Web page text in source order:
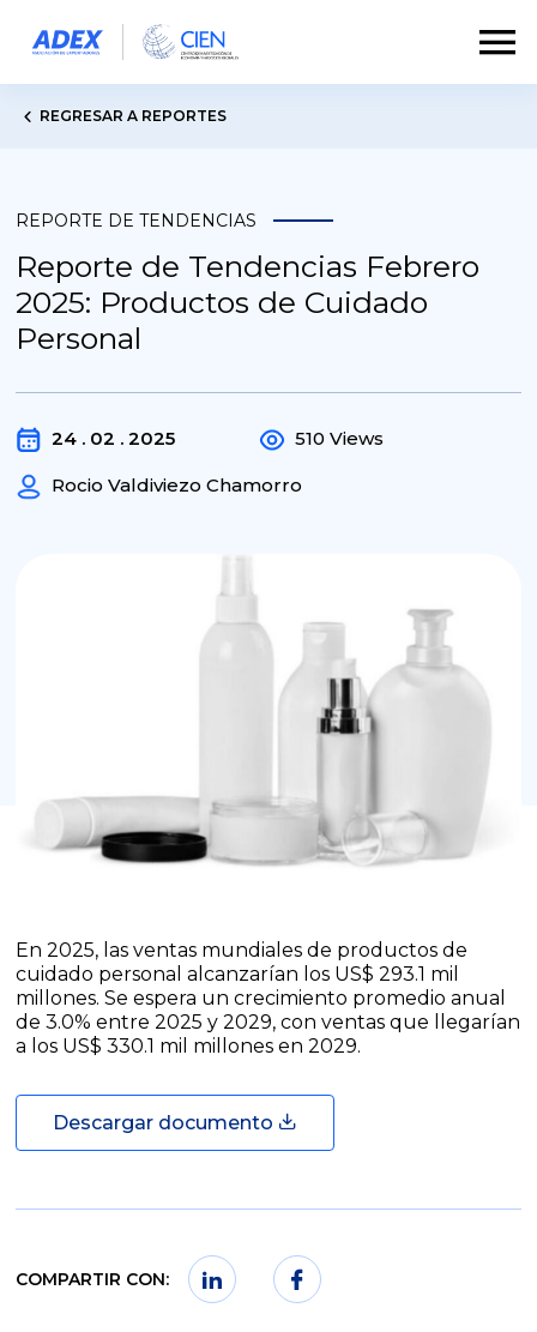
REGRESAR A REPORTES
REPORTE DE TENDENCIAS
Reporte de Tendencias Febrero
2025: Productos de Cuidado
Personal
24 . 02 . 2025
Rocio Valdiviezo Chamorro
510 Views
En 2025, las ventas mundiales de productos de
cuidado personal alcanzarían los US$ 293.1 mil
millones. Se espera un crecimiento promedio anual
de 3.0% entre 2025 y 2029, con ventas que llegarían
a los US$ 330.1 mil millones en 2029.
Descargar documento
COMPARTIR CON: